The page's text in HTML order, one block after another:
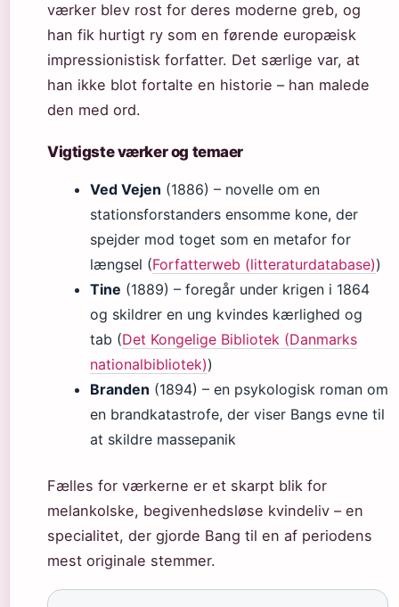
værker blev rost for deres moderne greb, og
han fik hurtigt ry som en førende europæisk
impressionistisk forfatter. Det særlige var, at
han ikke blot fortalte en historie – han malede
den med ord.
Vigtigste værker og temaer
Ved Vejen (1886) – novelle om en
stationsforstanders ensomme kone, der
spejder mod toget som en metafor for
længsel (Forfatterweb (litteraturdatabase))
Tine (1889) – foregår under krigen i 1864
og skildrer en ung kvindes kærlighed og
tab (Det Kongelige Bibliotek (Danmarks
nationalbibliotek))
Branden (1894) – en psykologisk roman om
en brandkatastrofe, der viser Bangs evne til
at skildre massepanik
Fælles for værkerne er et skarpt blik for
melankolske, begivenhedsløse kvindeliv – en
specialitet, der gjorde Bang til en af periodens
mest originale stemmer.